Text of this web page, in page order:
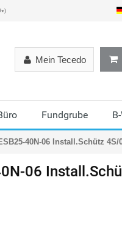
Mein Tecedo
Fundgrube
40N-06 Install.Schütz 4S/
06